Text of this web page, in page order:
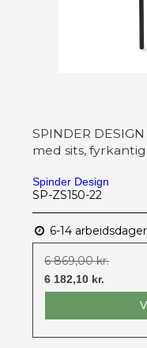
SPINDER
med sits,
Spinder Design
SP-ZS150-22
6-14 arbeidsdager
6 869,00 kr.
6 182,10 kr.